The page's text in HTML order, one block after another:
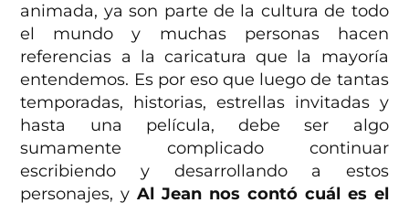
animada, ya son parte de la cultura de todo
el mundo y muchas personas hacen
referencias a la caricatura que la mayoría
entendemos. Es por eso que luego de tantas
temporadas, historias, estrellas invitadas y
hasta una película, debe ser algo
sumamente complicado continuar
escribiendo y desarrollando a estos
personajes, yAl Jean nos contó cuál es el